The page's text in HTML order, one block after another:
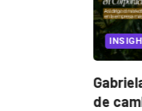
de